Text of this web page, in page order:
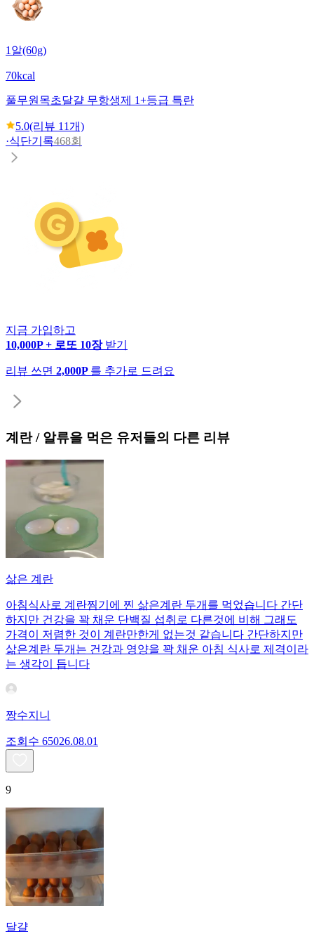
1알(60g)
70kcal
풀무원 목초달걀 무항생제 1+등급 특란
5.0(리뷰 11개)
·식단기록468회
지금 가입하고
10,000P + 로또 10장 받기
리뷰 쓰면 2,000P 를 추가로 드려요
계란 / 알류을 먹은 유저들의 다른 리뷰
삶은 계란
아침식사로 계란찜기에 찐 삶은계란 두개를 먹었습니다 간단
하지만 건강을 꽉 채운 단백질 섭취로 다른것에 비해 그래도
가격이 저렴한 것이 계란만한게 없는것 같습니다 간단하지만
삶은계란 두개는 건강과 영양을 꽉 채운 아침 식사로 제격이라
는 생각이 듭니다
짱수지니
조회수 65026.08.01
9
달걀